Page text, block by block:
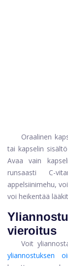
Oraalinen
tai kapselin
Avaa vain
runsaasti C-
appelsiinimehu,
voi heikentää
vieroitus
Voit
yliannostuksen